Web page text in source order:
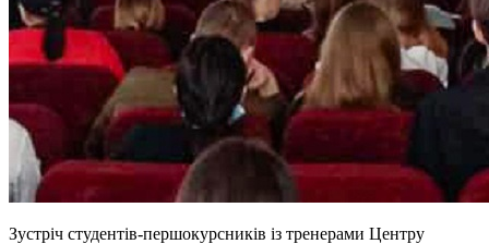
Зустріч студентів-першокурсників із тренерами Центру